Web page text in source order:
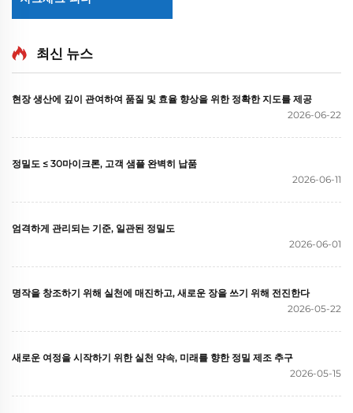
최신 뉴스
현장 생산에 깊이 관여하여 품질 및 효율 향상을 위한 정확한 지도를 제공
2026-06-22
정밀도 ≤ 30마이크론, 고객 샘플 완벽히 납품
2026-06-11
엄격하게 관리되는 기준, 일관된 정밀도
2026-06-01
명작을 창조하기 위해 실천에 매진하고, 새로운 장을 쓰기 위해 전진한다
2026-05-22
새로운 여정을 시작하기 위한 실천 약속, 미래를 향한 정밀 제조 추구
2026-05-15